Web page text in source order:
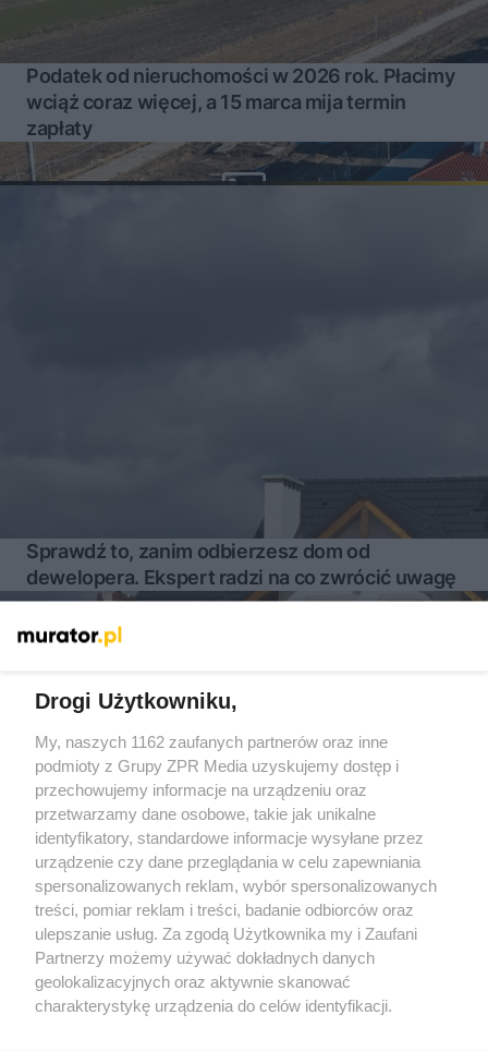
Podatek od nieruchomości w 2026 rok. Płacimy
wciąż coraz więcej, a 15 marca mija termin
zapłaty
Sprawdź to, zanim odbierzesz dom od
dewelopera. Ekspert radzi na co zwrócić uwagę
Żaden utwór zamieszczony w serwisie nie może być powielany i
rozpowszechniany lub dalej rozpowszechniany w jakikolwiek
sposób (w tym także elektroniczny lub mechaniczny) na
jakimkolwiek polu eksploatacji w jakiejkolwiek formie, włącznie z
umieszczaniem w Internecie bez pisemnej zgody właściciela praw.
Jakiekolwiek użycie lub wykorzystanie utworów w całości lub w
części z naruszeniem prawa, tzn. bez właściwej zgody, jest
zabronione pod groźbą kary i może być ścigane prawnie.
Drogi Użytkowniku,
My, naszych 1162 zaufanych partnerów oraz inne
podmioty z Grupy ZPR Media uzyskujemy dostęp i
przechowujemy informacje na urządzeniu oraz
przetwarzamy dane osobowe, takie jak unikalne
identyfikatory, standardowe informacje wysyłane przez
urządzenie czy dane przeglądania w celu zapewniania
spersonalizowanych reklam, wybór spersonalizowanych
treści, pomiar reklam i treści, badanie odbiorców oraz
ulepszanie usług. Za zgodą Użytkownika my i Zaufani
Partnerzy możemy używać dokładnych danych
geolokalizacyjnych oraz aktywnie skanować
charakterystykę urządzenia do celów identyfikacji.